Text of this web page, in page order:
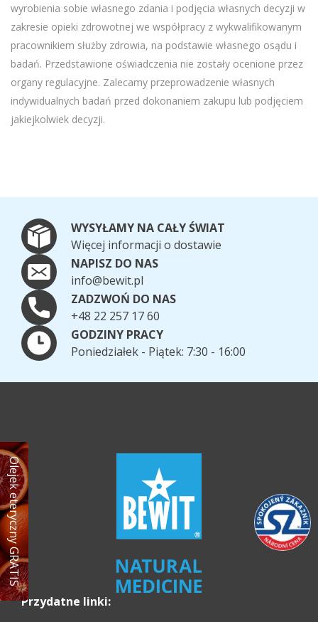
wyrobienia sobie własnego zdania i podjęcia własnych decyzji w
zakresie opieki zdrowotnej we współpracy z wykwalifikowanym
pracownikiem służby zdrowia, na podstawie własnego osądu i
badań. Przedstawione oświadczenia nie zostały ocenione przez
organy regulacyjne. Zalecamy przeprowadzenie własnych
indywidualnych badań przed dokonaniem zakupu lub podjęciem
jakiejkolwiek decyzji.
Olejek eteryczny GRATIS
WYSYŁAMY NA CAŁY ŚWIAT
Więcej informacji o dostawie
NAPISZ DO NAS
info@bewit.pl
ZADZWOŃ DO NAS
+48 22 257 17 60
GODZINY PRACY
Poniedziałek - Piątek: 7:30 - 16:00
Przydatne linki: